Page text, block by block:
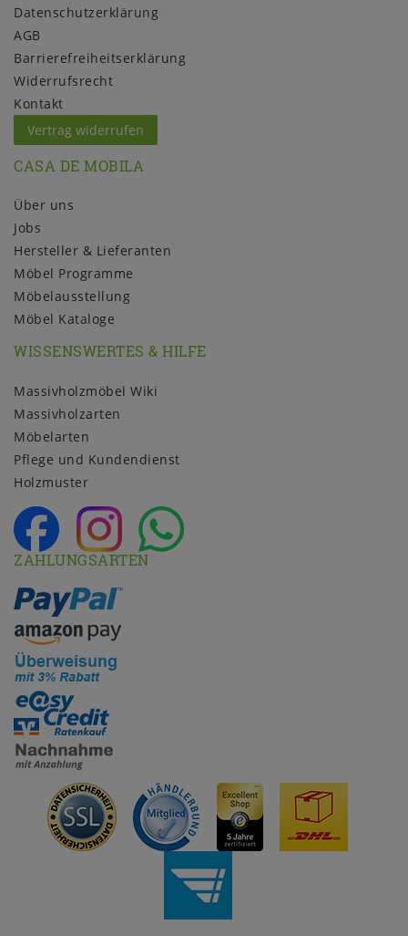
Daten­schutz­erklärung
AGB
Barrierefreiheitserklärung
Widerrufs­recht
Kontakt
Vertrag widerrufen
CASA DE MOBILA
Über uns
Jobs
Hersteller & Lieferanten
Möbel Programme
Möbelausstellung
Möbel Kataloge
WISSENSWERTES & HILFE
Massivholzmöbel Wiki
Massivholzarten
Möbelarten
Pflege und Kundendienst
Holzmuster
ZAHLUNGSARTEN